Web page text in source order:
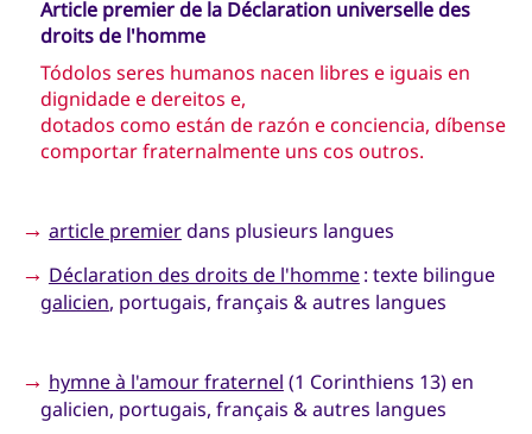
Article premier de la Déclaration universelle des
droits de l'homme
Tódolos seres humanos nacen libres e iguais en
dignidade e dereitos e,
dotados como están de razón e conciencia, díbense
comportar fraternalmente uns cos outros.
→ article premierdans plusieurs langues
→ Déclaration des droits de l'homme: texte bilingue
galicien, portugais, français & autres langues
→ hymne à l'amour fraternel (1 Corinthiens 13) en
galicien, portugais, français & autres langues